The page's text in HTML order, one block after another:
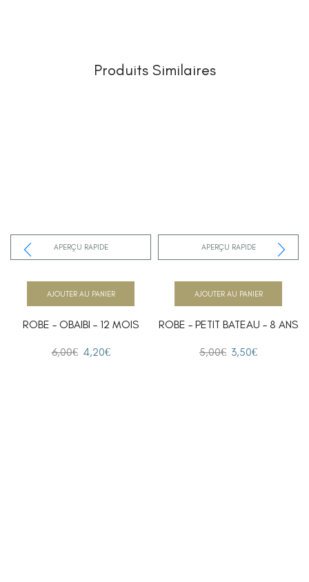
Produits Similaires
APERÇU RAPIDE
ROBE – OBAIBI – 12 MOIS
6,00€ 4,20€
AJOUTER AU PANIER
APERÇU RAPIDE
ROBE – PETIT BATEAU – 8 ANS
5,00€ 3,50€
AJOUTER AU PANIER